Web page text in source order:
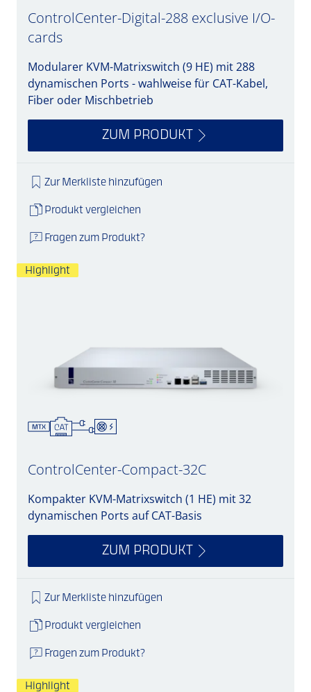
ControlCenter-Digital-288 exclusive I/O-
cards
Modularer KVM-Matrixswitch (9 HE) mit 288
dynamischen Ports - wahlweise für CAT-Kabel,
Fiber oder Mischbetrieb
ZUM PRODUKT
Zur Merkliste hinzufügen
Produkt vergleichen
Fragen zum Produkt?
Highlight
ControlCenter-Compact-32C
Kompakter KVM-Matrixswitch (1 HE) mit 32
dynamischen Ports auf CAT-Basis
ZUM PRODUKT
Zur Merkliste hinzufügen
Produkt vergleichen
Fragen zum Produkt?
Highlight